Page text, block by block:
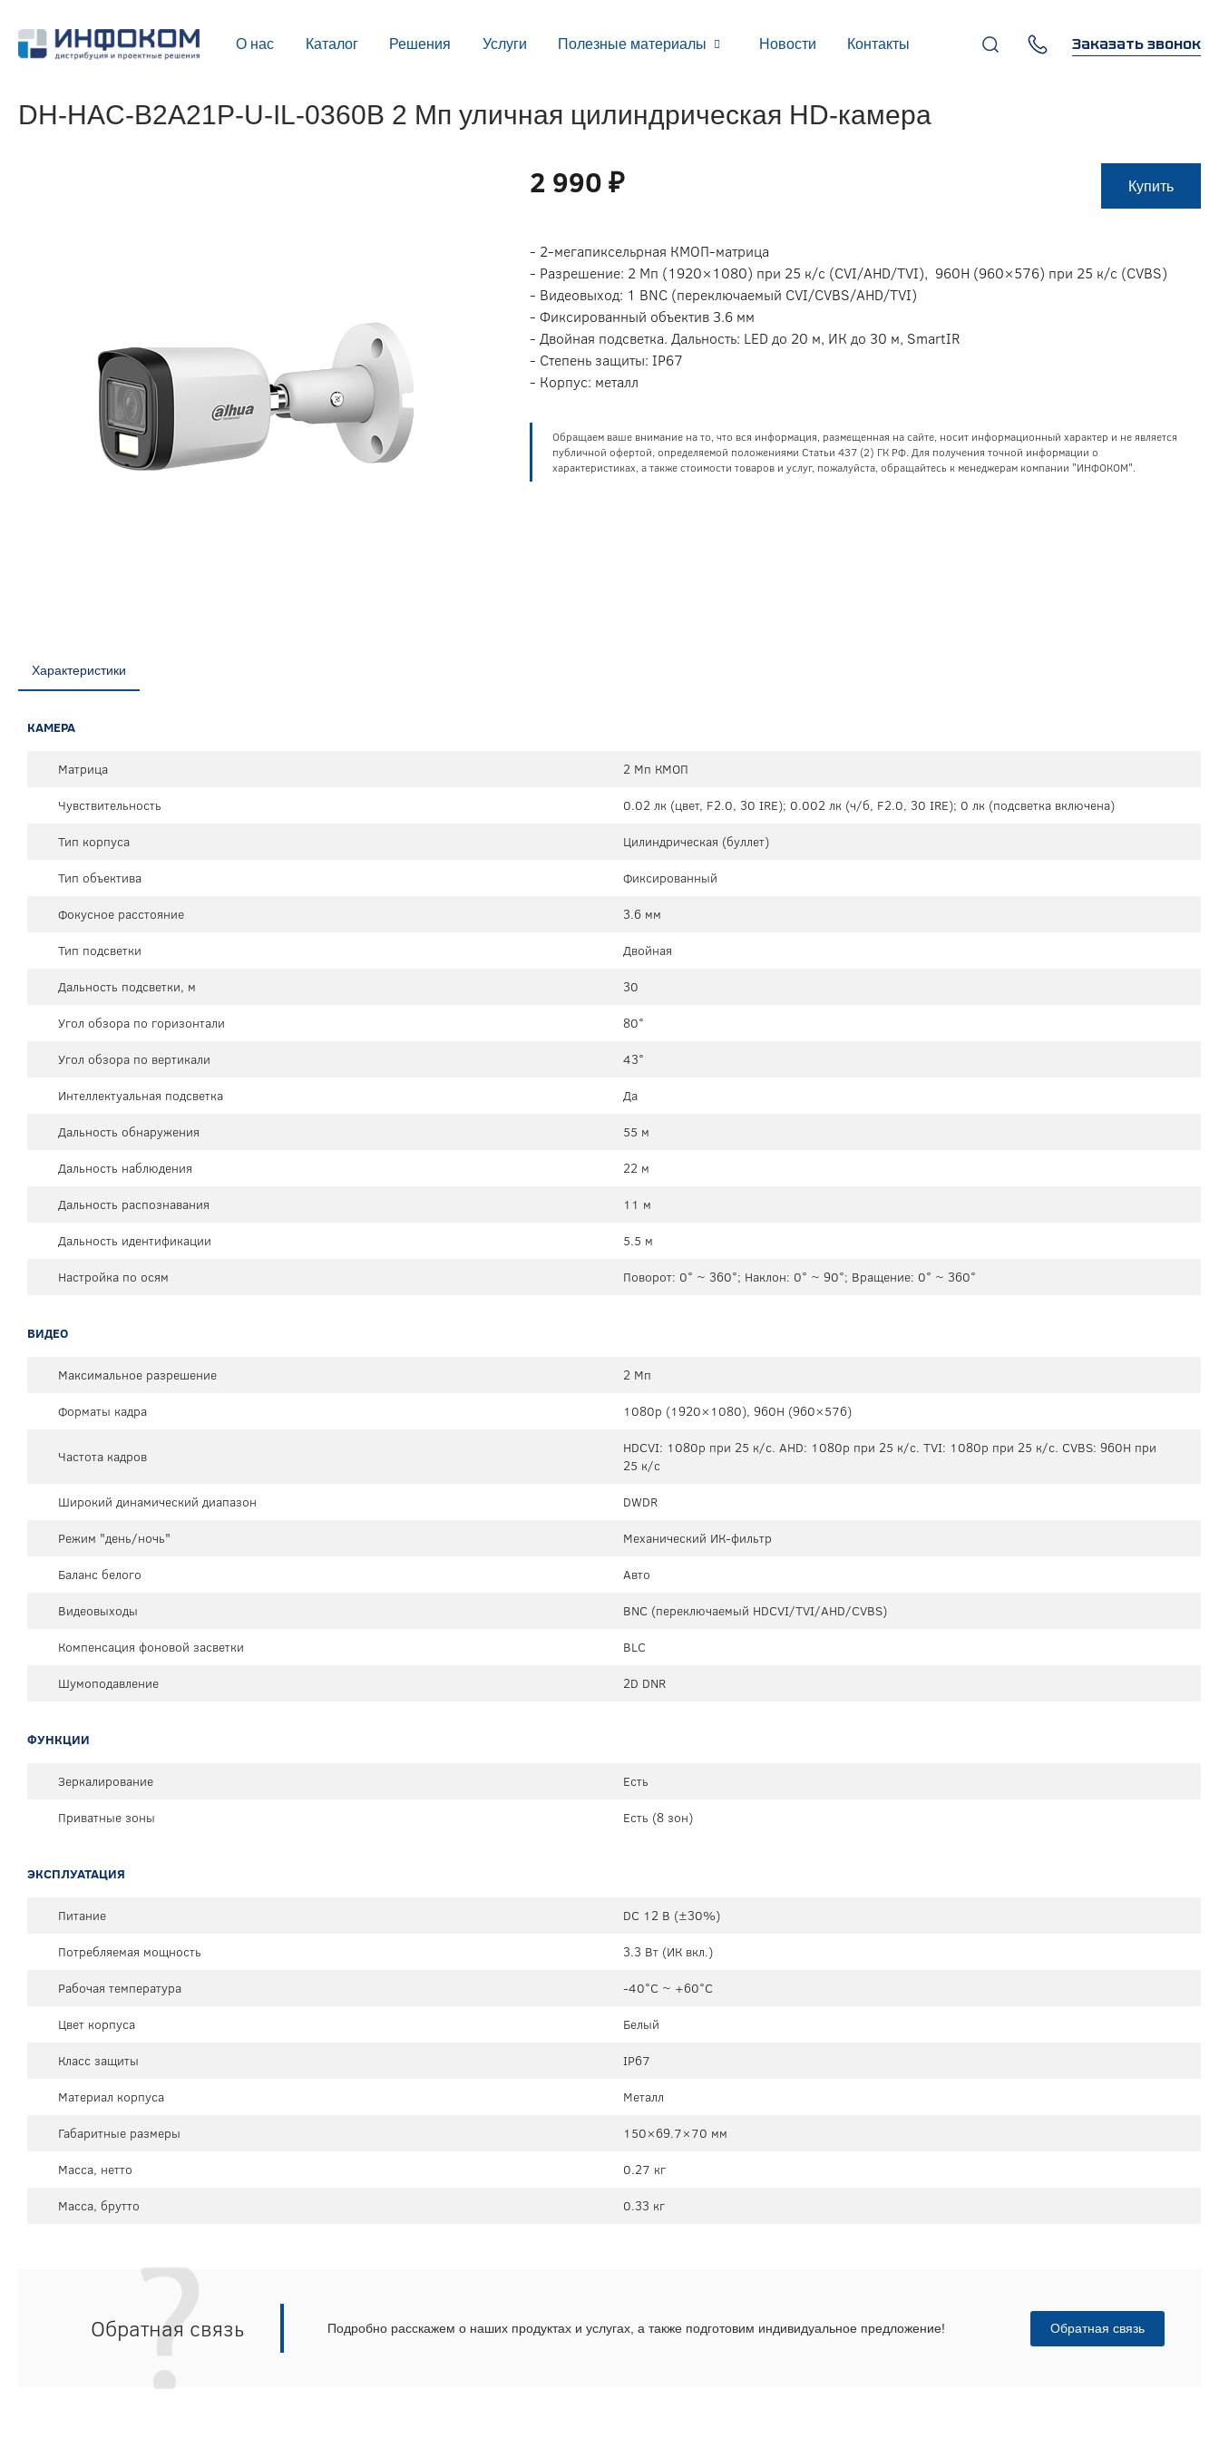
О нас Каталог Решения Услуги Полезные материалы Новости Контакты
г. Москва, 119270,
Лужнецкая наб., д. 6, стр. 1,
Заказать звонок
DH-HAC-B2A21P-U-IL-0360B 2 Мп уличная цилиндрическая HD-камера
2 990 ₽ Купить
- 2-мегапиксельрная КМОП-матрица
- Разрешение: 2 Мп (1920×1080) при 25 к/c (CVI/AHD/TVI), 960H (960×576) при 25 к/с (CVBS)
- Видеовыход: 1 BNC (переключаемый CVI/CVBS/AHD/TVI)
- Фиксированный объектив 3.6 мм
- Двойная подсветка. Дальность: LED до 20 м, ИК до 30 м, SmartIR
- Степень защиты: IP67
- Корпус: металл
Обращаем ваше внимание на то, что вся информация, размещенная на сайте, носит информационный характер и не является
публичной офертой, определяемой положениями Статьи 437 (2) ГК РФ. Для получения точной информации о
характеристиках, а также стоимости товаров и услуг, пожалуйста, обращайтесь к менеджерам компании "ИНФОКОМ".
Характеристики
КАМЕРА
Матрица
2 Мп КМОП
Чувствительность
0.02 лк (цвет, F2.0, 30 IRE); 0.002 лк (ч/б, F2.0, 30 IRE); 0 лк (подсветка включена)
Тип корпуса
Цилиндрическая (буллет)
Тип объектива
Фиксированный
Фокусное расстояние
3.6 мм
Тип подсветки
Двойная
Дальность подсветки, м
30
Угол обзора по горизонтали
80°
Угол обзора по вертикали
43°
Интеллектуальная подсветка
Да
Дальность обнаружения
55 м
Дальность наблюдения
22 м
Дальность распознавания
11 м
Дальность идентификации
5.5 м
Настройка по осям
Поворот: 0° ~ 360°; Наклон: 0° ~ 90°; Вращение: 0° ~ 360°
ВИДЕО
Максимальное разрешение
2 Мп
Форматы кадра
1080p (1920×1080), 960H (960×576)
Частота кадров
HDCVI: 1080p при 25 к/с. AHD: 1080p при 25 к/с. TVI: 1080p при 25 к/с. CVBS: 960H при
25 к/с
Широкий динамический диапазон
DWDR
Режим "день/ночь"
Механический ИК-фильтр
Баланс белого
Авто
Видеовыходы
BNC (переключаемый HDCVI/TVI/AHD/CVBS)
Компенсация фоновой засветки
BLC
Шумоподавление
2D DNR
ФУНКЦИИ
Зеркалирование
Есть
Приватные зоны
Есть (8 зон)
ЭКСПЛУАТАЦИЯ
Питание
DC 12 В (±30%)
Потребляемая мощность
3.3 Вт (ИК вкл.)
Рабочая температура
-40°C ~ +60°C
Цвет корпуса
Белый
Класс защиты
IP67
Материал корпуса
Металл
Габаритные размеры
150×69.7×70 мм
Масса, нетто
0.27 кг
Масса, брутто
0.33 кг
Обратная связь Подробно расскажем о наших продуктах и услугах, а также подготовим индивидуальное предложение! Обратная связь